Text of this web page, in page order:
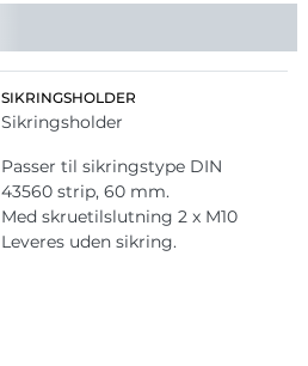
SIKRINGSHOLDER
Sikringsholder
Passer til sikringstype DIN
43560 strip, 60 mm.
Med skruetilslutning 2 x M10
Leveres uden sikring.